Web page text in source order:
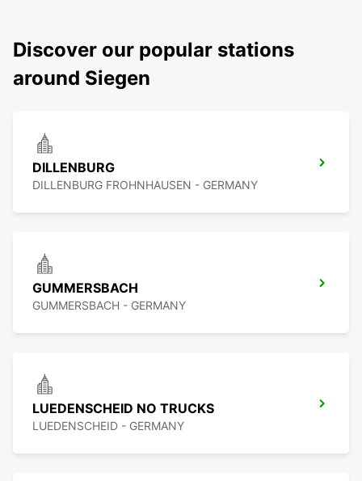
Discover our popular stations
around Siegen
DILLENBURG
DILLENBURG FROHNHAUSEN - GERMANY
GUMMERSBACH
GUMMERSBACH - GERMANY
LUEDENSCHEID NO TRUCKS
LUEDENSCHEID - GERMANY